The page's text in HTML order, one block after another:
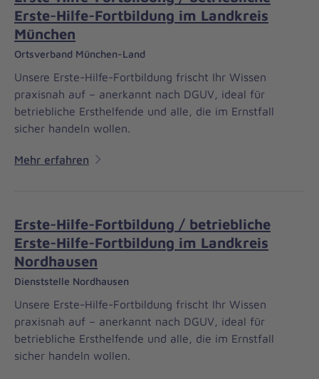
Erste-Hilfe-Fortbildung im Landkreis
München
Ortsverband München-Land
Unsere Erste-Hilfe-Fortbildung frischt Ihr Wissen
praxisnah auf – anerkannt nach DGUV, ideal für
betriebliche Ersthelfende und alle, die im Ernstfall
sicher handeln wollen.
Mehr erfahren
Erste-Hilfe-Fortbildung / betriebliche
Erste-Hilfe-Fortbildung im Landkreis
Nordhausen
Dienststelle Nordhausen
Unsere Erste-Hilfe-Fortbildung frischt Ihr Wissen
praxisnah auf – anerkannt nach DGUV, ideal für
betriebliche Ersthelfende und alle, die im Ernstfall
sicher handeln wollen.